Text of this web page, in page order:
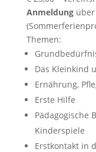
Anmeldungüber
Themen:
Das Kleinkind
Ernährung,
Erste Hilfe
Pädagogische
Kinderspiele
Erstkontakt in